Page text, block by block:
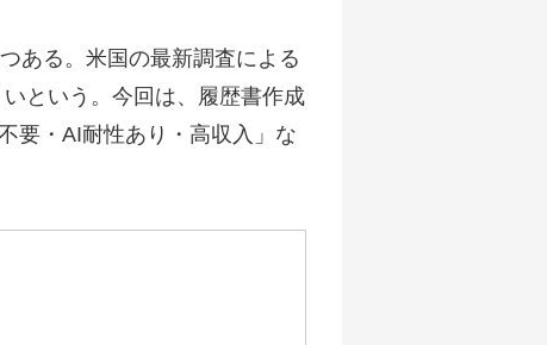
ある。米国の最新調査による
という。今回は、履歴書作成
要・AI耐性あり・高収入」な